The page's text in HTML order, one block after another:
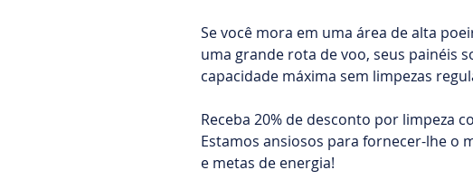
Se você mora em uma área de alta
uma grande rota de voo, seus painéis
capacidade máxima sem limpezas
Receba 20% de desconto por limpeza
Estamos ansiosos para fornecer-lhe o
e metas de energia!